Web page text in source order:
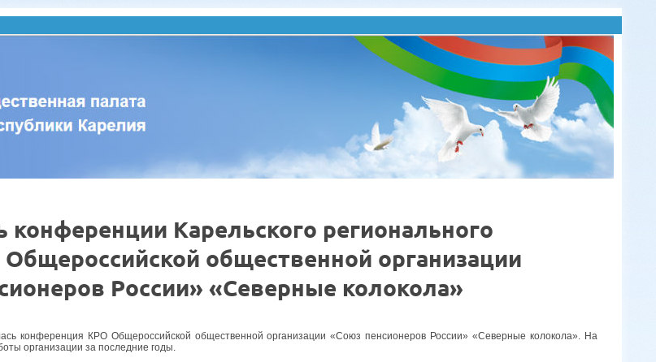
конференции Карельского регионального
общественной организации
России» «Северные колокола»
конференция КРО Общероссийской общественной организации «Союз пенсионеров России» «Северные колокола». На
организации за последние годы.